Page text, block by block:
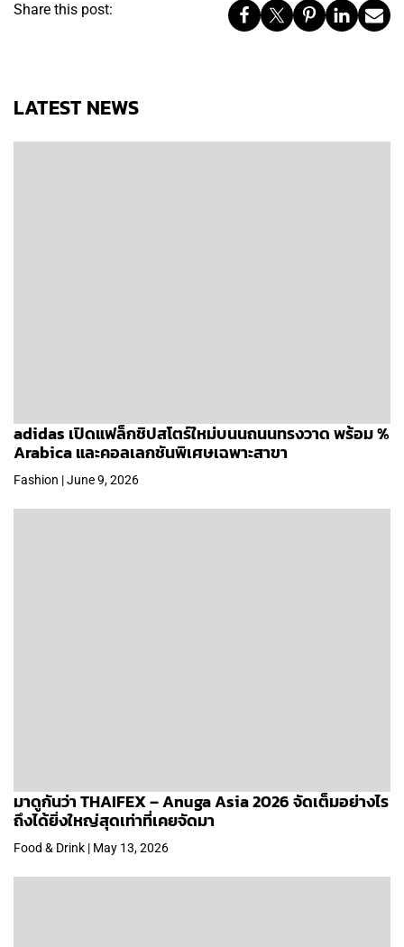
Share this post:
LATEST NEWS
adidas เปิดแฟล็กชิปสโตร์ใหม่บนนถนนทรงวาด พร้อม %
Arabica และคอลเลกชันพิเศษเฉพาะสาขา
Fashion | June 9, 2026
มาดูกันว่า THAIFEX – Anuga Asia 2026 จัดเต็มอย่างไร
ถึงได้ยิ่งใหญ่สุดเท่าที่เคยจัดมา
Food & Drink | May 13, 2026